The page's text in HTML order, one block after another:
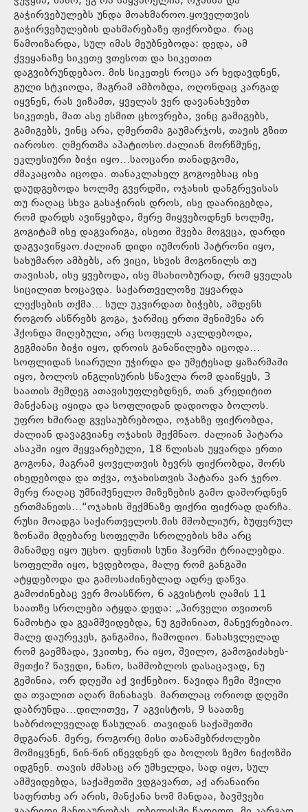
გაჭირვებულებს უნდა მოახმაროო.ყოველთვის
გაჭირვებულების დახმარებაზე ფიქრობდა. რაც
წამოიზარდა, სულ იმას მეუბნებოდა: დედა, ამ
ქვეყანაზე სიკეთე ვთესოთ და სიკეთით
დაგვიბრუნდებაო. მის სიკეთეს როცა არ ხედავდნენ,
გული სტკიოდა, მაგრამ ამბობდა, ოღონდაც კარგად
იყვნენ, რას ვიზამთ, ყველას ვერ დავანახვებთ
სიკეთეს, მათ ასე ესმით ცხოვრება, ვინც გამიგებს,
გამიგებს, ვინც არა, ღმერთმა გაუმარჯოს, თავის გზით
იაროსო. ღმერთმა აპატიოსო.ძალიან მორწმუნე,
ეკლესიური ბიჭი იყო…საოცარი თანადგომა,
ძმაკაცობა იცოდა. თანაკლასელ გოგოებსაც ისე
დაუდგებოდა ხოლმე გვერდში, ოჯახის დანგრევისას
თუ რაღაც სხვა გასაჭირის დროს, ისე დაარიგებდა,
რომ დარდს ავიწყებდა, მერე მიყვებოდნენ ხოლმე,
გოგიტამ ისე დაგვარიგა, ისეთი შვება მოგვცა, დარდი
დაგვავიწყაო.ძალიან დიდი იუმორის პატრონი იყო,
სახუმარო ამბებს, არ ვიცი, სხვის მოგონილს თუ
თავისას, ისე ყვებოდა, ისე მსახიობურად, რომ ყველას
სიცილით ხოცავდა. საქართველოზე უყვარდა
ლექსების თქმა… სულ უკვირდათ ბიჭებს, ამდენს
როგორ ასწრებს გოგა, ჯარშიც ერთი შენიშვნა არ
ჰქონდა მიღებული, არც სოფელს აკლდებოდა,
გეგმიანი ბიჭი იყო, დროის განაწილება იცოდა…
სოფლიდან სიარული უჭირდა და უმეტესად ყაზარმაში
იყო, ბოლოს ინგლისურის სწავლა რომ დაიწყეს, 3
საათის შემდეგ ათავისუფლებდნენ, თან კრედიტით
მანქანაც იყიდა და სოფლიდან დადიოდა ბოლოს.
უფრო ხშირად გვესაუბრებოდა, ოჯახზე ფიქრობდა,
ძალიან დავაგვიანე ოჯახის შექმნაო. ძალიან პატარა
ასაკში იყო შეყვარებული, 18 წლისას უყვარდა ერთი
გოგონა, მაგრამ ყოველთვის ბევრს ფიქრობდა, შორს
იხედებოდა და თქვა, ოჯახისთვის პატარა ვარ ჯერო.
მერე რაღაც უმნიშვნელო მიზეზების გამო დაშორდნენ
ერთმანეთს…“ოჯახის შექმნაზე ფიქრი ფიქრად დარჩა.
რუსი მოადგა საქართველოს.მის მშობლიურ, ბუფერულ
ზონაში მდებარე სოფელში სროლების ხმა არც
მანამდე იყო უცხო. დენთის სუნი ჰაერში ტრიალებდა.
სოფელში იყო, ხვდებოდა, მალე რომ განგაში
ატყდებოდა და გამოსაძინებლად ადრე დაწვა.
გამოძინებაც ვერ მოასწრო, 6 აგვისტოს ღამის 11
საათზე სროლები ატყდა.დედა: „პირველი თვითონ
წამოხტა და გვამშვიდებდა, ნუ გეშინიათ, მანევრებიაო.
მალე დაურეკეს, განგაშია, ჩამოდიო. წასასვლელად
რომ გაემზადა, ვკითხე, რა იყო, შვილო, გამოგიძახეს-
მეთქი? წავედი, ნანო, სამშობლოს დასაცავად, ნუ
გეშინია, ორ დღეში აქ ვიქნებიო. წავიდა ჩემი შვილი
და თვალით აღარ მინახავს. მართლაც ორიოდ დღეში
დაბრუნდა…დილითვე, 7 აგვისტოს, 9 საათზე
საბრძოლველად წასულან. თავიდან საქაშეთში
მდგარან. მერე, როგორც მისი თანამებრძოლები
მომიყვნენ, წინ-წინ იწევდნენ და ბოლოს ზემო ნიქოზში
იდგნენ. თავის ძმასაც არ უმხელდა, სად იყო, სულ
ამშვიდებდა, საქაშეთში ვდგავართ, აქ არანაირი
საფრთხე არ არის, მანქანა ხომ მანდაა, ბავშვები